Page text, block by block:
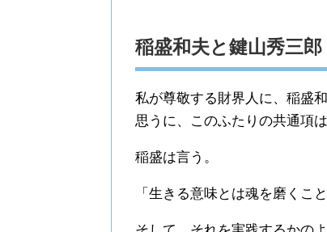
稲盛和夫と鍵山秀三郎
私が尊敬する財界人に、稲盛
思うに、このふたりの共通項
稲盛は言う。
「生きる意味とは魂を磨くこ